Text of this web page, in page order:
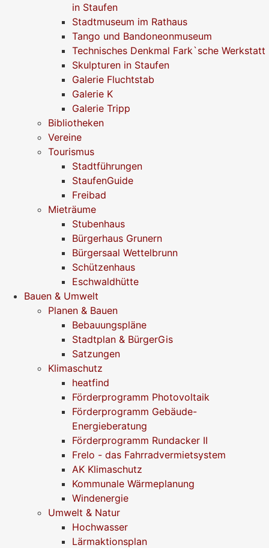
in Staufen
Stadtmuseum im Rathaus
Tango und Bandoneonmuseum
Technisches Denkmal Fark`sche Werkstatt
Skulpturen in Staufen
Galerie Fluchtstab
Galerie K
Galerie Tripp
Bibliotheken
Vereine
Tourismus
Stadtführungen
StaufenGuide
Freibad
Mieträume
Stubenhaus
Bürgerhaus Grunern
Bürgersaal Wettelbrunn
Schützenhaus
Eschwaldhütte
Bauen & Umwelt
Planen & Bauen
Bebauungspläne
Stadtplan & BürgerGis
Satzungen
Klimaschutz
heatfind
Förderprogramm Photovoltaik
Förderprogramm Gebäude-
Energieberatung
Förderprogramm Rundacker II
Frelo - das Fahrradvermietsystem
AK Klimaschutz
Kommunale Wärmeplanung
Windenergie
Umwelt & Natur
Hochwasser
Lärmaktionsplan